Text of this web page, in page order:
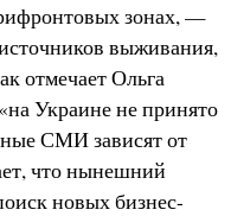
зонах, —
выживания,
отмечает Ольга
Украине не принято
СМИ зависят от
что нынешний
новых бизнес-